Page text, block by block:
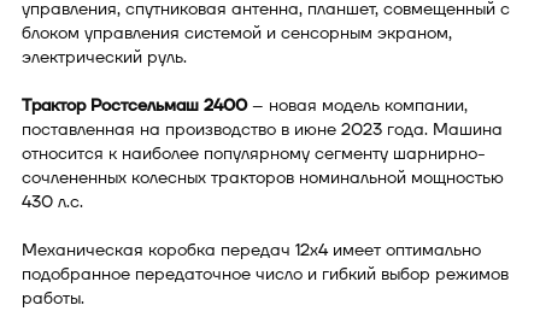
управления, спутниковая антенна, планшет, совмещенный с
блоком управления системой и сенсорным экраном,
электрический руль.
Трактор Ростсельмаш 2400– новая модель компании,
поставленная на производство в июне 2023 года. Машина
относится к наиболее популярному сегменту шарнирно-
сочлененных колесных тракторов номинальной мощностью
430 л.с.
Механическая коробка передач 12х4 имеет оптимально
подобранное передаточное число и гибкий выбор режимов
работы.